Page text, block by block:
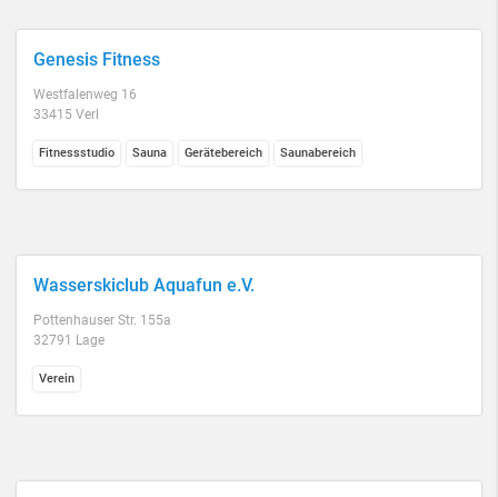
Genesis Fitness
Westfalenweg 16
33415 Verl
Fitnessstudio Sauna Gerätebereich Saunabereich
Wasserskiclub Aquafun e.V.
Pottenhauser Str. 155a
32791 Lage
Verein